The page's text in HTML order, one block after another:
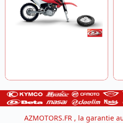
AZMOTORS.FR , la garantie